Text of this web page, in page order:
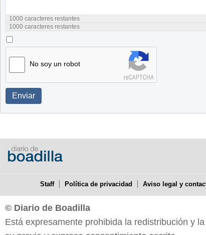
1000 caracteres restantes
1000 caracteres restantes
No soy un robot
Enviar
Staff Política de privacidad Aviso legal y
© Diario de Boadilla
Está expresamente prohibida la redistribución y